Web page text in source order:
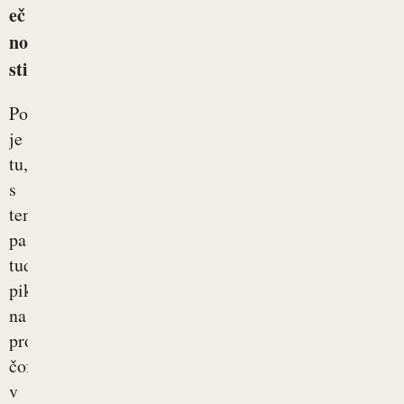
eč
no
sti
Poletje
je
tu,
s
tem
pa
tudi
pikniki
na
prostem,
čofotanje
v